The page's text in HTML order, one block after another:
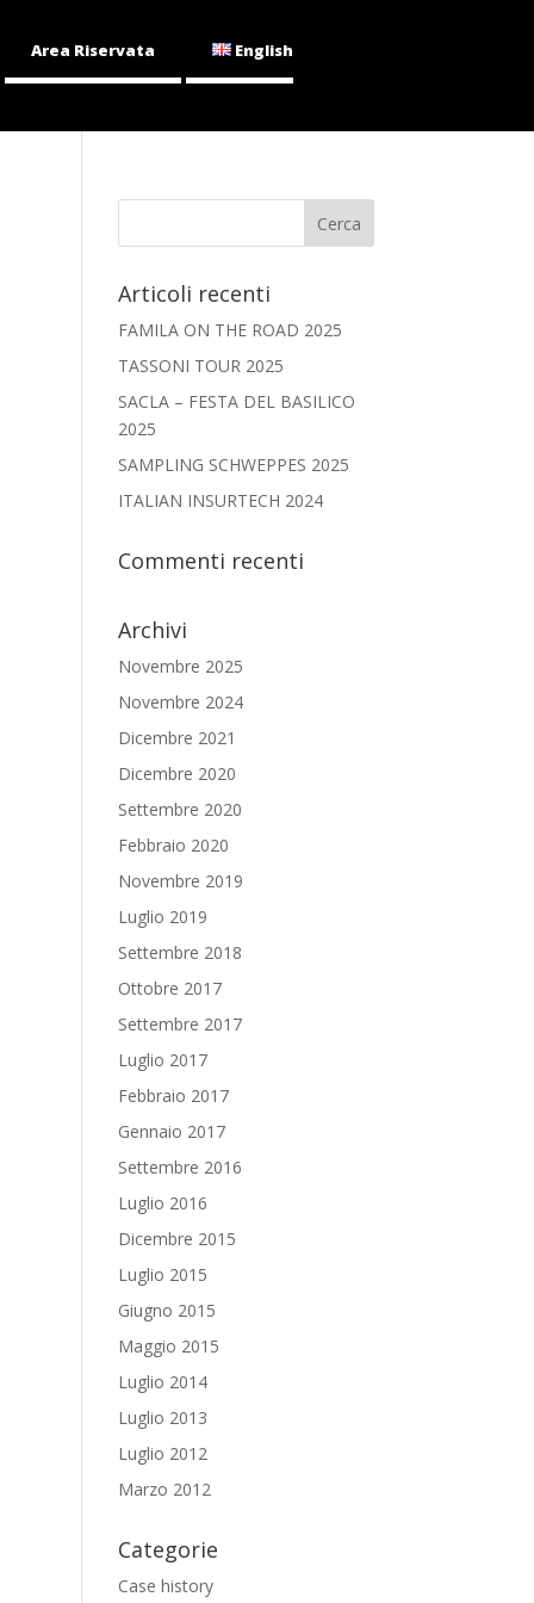
Area Riservata English
Articoli recenti
FAMILA ON THE ROAD 2025
TASSONI TOUR 2025
SACLA – FESTA DEL BASILICO
2025
SAMPLING SCHWEPPES 2025
ITALIAN INSURTECH 2024
Commenti recenti
Archivi
Novembre 2025
Novembre 2024
Dicembre 2021
Dicembre 2020
Settembre 2020
Febbraio 2020
Novembre 2019
Luglio 2019
Settembre 2018
Ottobre 2017
Settembre 2017
Luglio 2017
Febbraio 2017
Gennaio 2017
Settembre 2016
Luglio 2016
Dicembre 2015
Luglio 2015
Giugno 2015
Maggio 2015
Luglio 2014
Luglio 2013
Luglio 2012
Marzo 2012
Categorie
Case history